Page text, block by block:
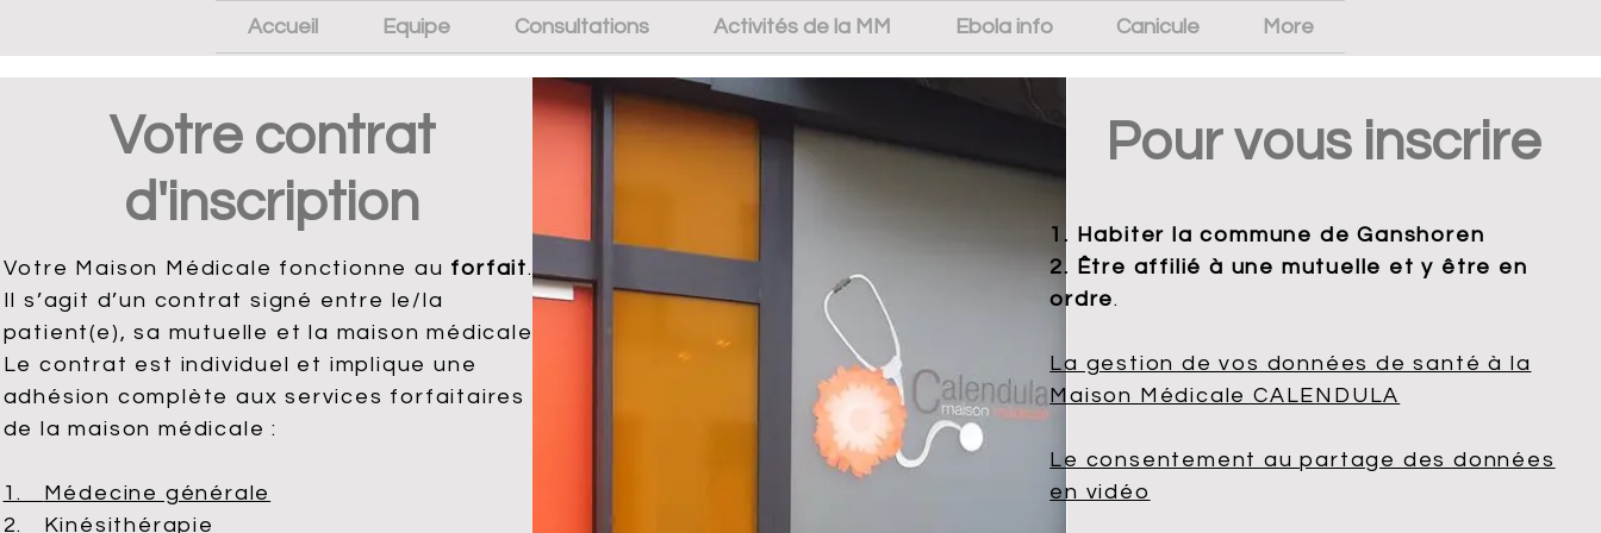
Accueil Equipe Consultations Activités de la MM Ebola info Canicule More
Votre contrat
d'inscription
Votre Maison Médicale fonctionne au forfait.
Il s’agit d’un contrat signé entre le/la
patient(e), sa mutuelle et la maison médicale.
Le contrat est individuel et implique une
adhésion complète aux services forfaitaires
de la maison médicale :
1. Médecine générale
2. Kinésithérapie
Pour vous inscrire
1. Habiter la commune de Ganshoren
2. Être affilié à une mutuelle et y être en
ordre.
La gestion de vos données de santé à la
Maison Médicale CALENDULA
Le consentement au partage des données
en vidéo